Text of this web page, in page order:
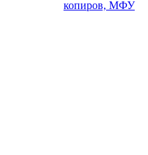
копиров, МФУ